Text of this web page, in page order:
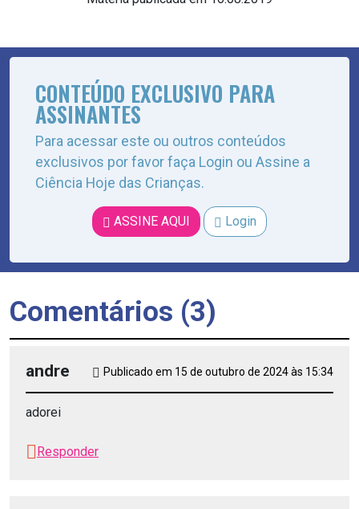
CONTEÚDO EXCLUSIVO PARA
ASSINANTES
Para acessar este ou outros conteúdos
exclusivos por favor faça Login ou Assine a
Ciência Hoje das Crianças.
ASSINE AQUI Login
Comentários (3)
andre Publicado em 15 de outubro de 2024 às 15:34
adorei
Responder